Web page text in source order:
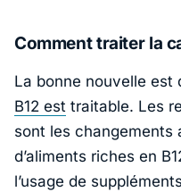
Comment traiter la
La bonne nouvelle est
B12 est traitable. Les
sont les changements
d’aliments riches en
l’usage de